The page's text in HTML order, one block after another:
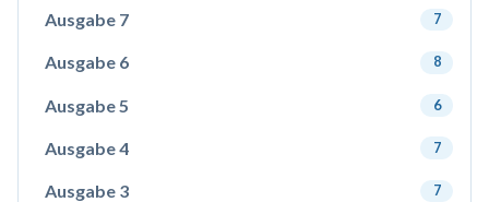
Ausgabe 7 7
Ausgabe 6 8
Ausgabe 5 6
Ausgabe 4 7
Ausgabe 3 7